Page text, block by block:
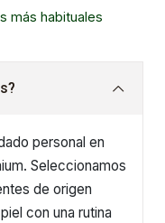
más habituales
personal en
Seleccionamos
de origen
con una rutina